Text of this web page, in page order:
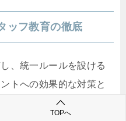
ッフ教育の徹底
、統一ルールを設ける
トへの効果的な対策と
以下の点に注意を払い
TOPへ